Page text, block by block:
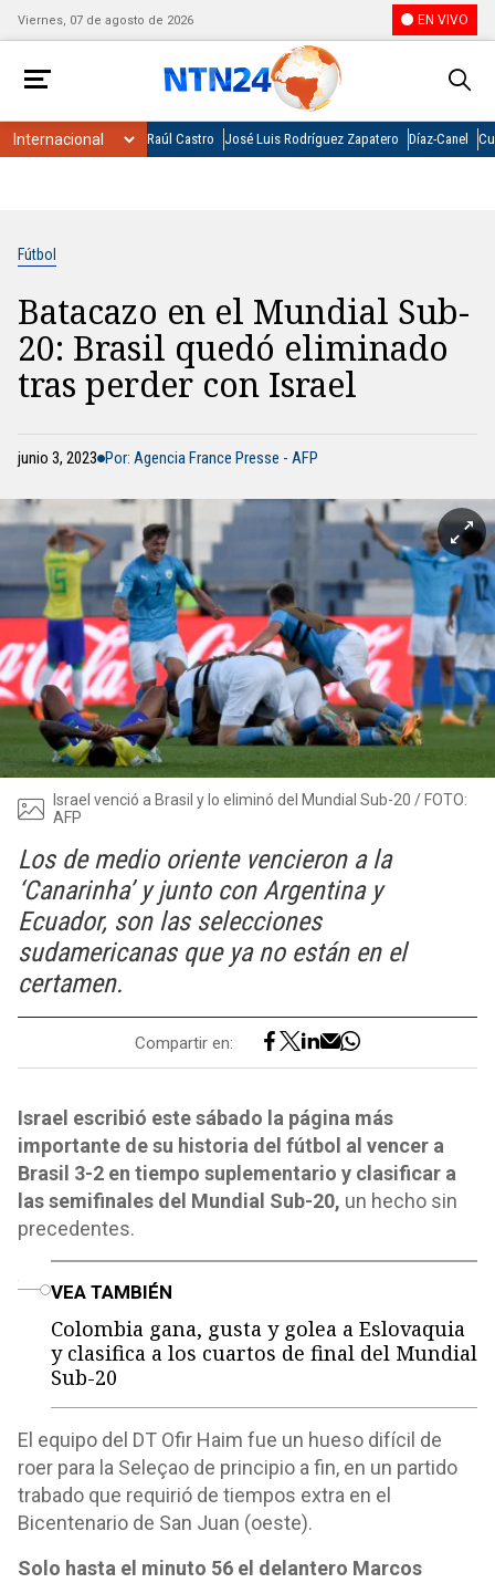
Viernes, 07 de agosto de 2026 EN VIVO
Raúl Castro José Luis Rodríguez Zapatero Díaz-Canel
Fútbol
Batacazo en el Mundial Sub-
20: Brasil quedó eliminado
tras perder con Israel
junio 3, 2023 Por: Agencia France Presse - AFP
Israel venció a Brasil y lo eliminó del Mundial Sub-20 / FOTO:
AFP
Los de medio oriente vencieron a la
‘Canarinha’ y junto con Argentina y
Ecuador, son las selecciones
sudamericanas que ya no están en el
certamen.
Compartir en:
Israel escribió este sábado la página más
importante de su historia del fútbol al vencer a
Brasil 3-2 en tiempo suplementario y clasificar a
las semifinales del Mundial Sub-20, un hecho sin
precedentes.
VEA TAMBIÉN
Colombia gana, gusta y golea a Eslovaquia
y clasifica a los cuartos de final del Mundial
Sub-20
El equipo del DT Ofir Haim fue un hueso difícil de
roer para la Seleçao de principio a fin, en un partido
trabado que requirió de tiempos extra en el
Bicentenario de San Juan (oeste).
Solo hasta el minuto 56 el delantero Marcos